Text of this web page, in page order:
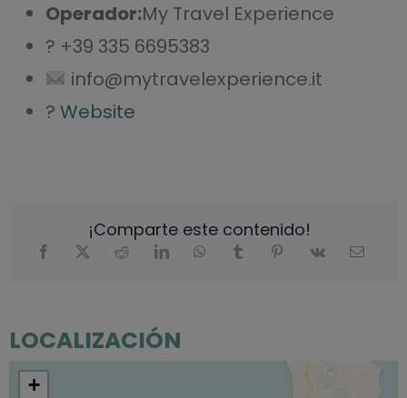
Operador:My Travel Experience
? +39 335 6695383
info@mytravelexperience.it
? Website
¡Comparte este contenido!
LOCALIZACIÓN
+